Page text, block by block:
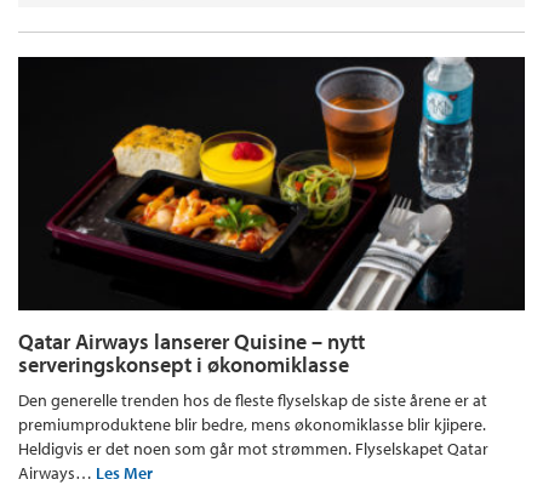
Qatar Airways lanserer Quisine – nytt
serveringskonsept i økonomiklasse
Den generelle trenden hos de fleste flyselskap de siste årene er at
premiumproduktene blir bedre, mens økonomiklasse blir kjipere.
Heldigvis er det noen som går mot strømmen. Flyselskapet Qatar
Airways… Les Mer